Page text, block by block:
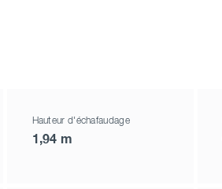
Hauteur d'échafaudage
1,94 m